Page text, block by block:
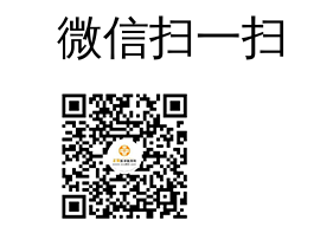
微信扫一扫